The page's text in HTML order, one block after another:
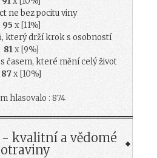
ne bez pocitu viny
95 x [11%]
který drží krok s osobností
81x [9%]
časem, které mění celý život
87x [10%]
hlasovalo : 874
kvalitní a vědomé